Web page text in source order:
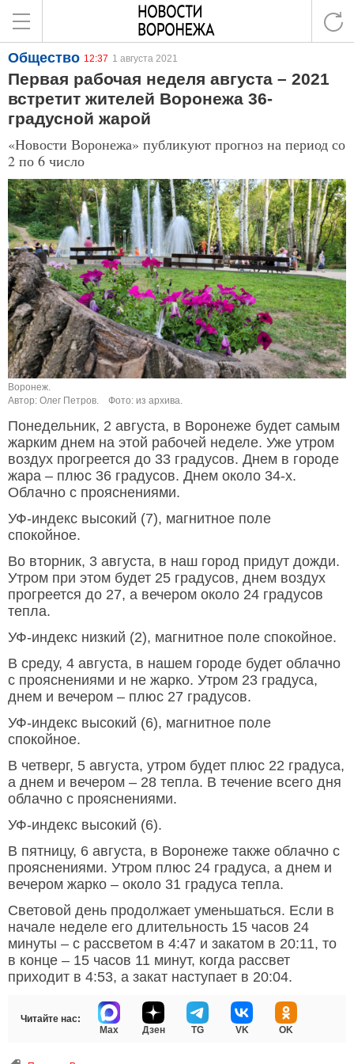
Общество 12:37 1 августа 2021
Первая рабочая неделя августа – 2021
встретит жителей Воронежа 36-
градусной жарой
«Новости Воронежа» публикуют прогноз на период со
2 по 6 число
Воронеж.
Автор: Олег Петров.
Фото: из архива.
Понедельник, 2 августа, в Воронеже будет самым
жарким днем на этой рабочей неделе. Уже утром
воздух прогреется до 33 градусов. Днем в городе
жара – плюс 36 градусов. Днем около 34-х.
Облачно с прояснениями.
УФ-индекс высокий (7), магнитное поле
спокойное.
Во вторник, 3 августа, в наш город придут дожди.
Утром при этом будет 25 градусов, днем воздух
прогреется до 27, а вечером около 24 градусов
тепла.
УФ-индекс низкий (2), магнитное поле спокойное.
В среду, 4 августа, в нашем городе будет облачно
с прояснениями и не жарко. Утром 23 градуса,
днем и вечером – плюс 27 градусов.
УФ-индекс высокий (6), магнитное поле
спокойное.
В четверг, 5 августа, утром будет плюс 22 градуса,
а днем и вечером – 28 тепла. В течение всего дня
облачно с прояснениями.
УФ-индекс высокий (6).
В пятницу, 6 августа, в Воронеже также облачно с
прояснениями. Утром плюс 24 градуса, а днем и
вечером жарко – около 31 градуса тепла.
Световой день продолжает уменьшаться. Если в
начале неделе его длительность 15 часов 24
минуты – с рассветом в 4:47 и закатом в 20:11, то
в конце – 15 часов 11 минут, когда рассвет
приходит в 4:53, а закат наступает в 20:04.
Читайте нас:
Max
Дзен TG VK OK